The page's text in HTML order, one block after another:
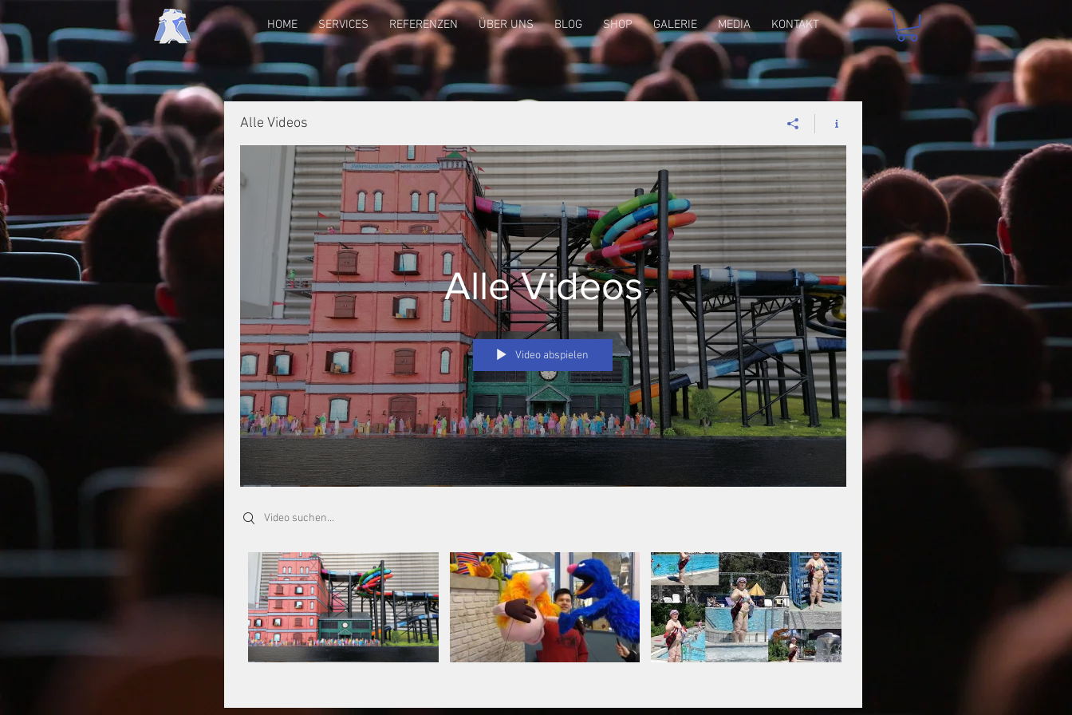
HOME SERVICES REFERENZEN ÜBER UNS BLOG SHOP GALERIE MEDIA KONTAKT
Alle Videos
Alle Videos
Video abspielen
Search videos